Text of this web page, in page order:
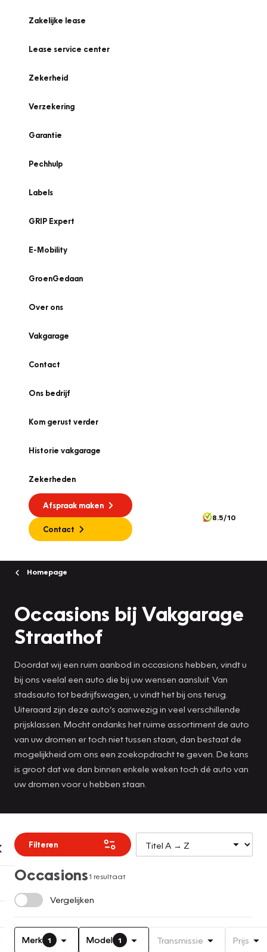
Zakelijke lease
Lease service center
Zekerheid
Verzekering
Garantie
Pechhulp
Labels
GRIP Expert
E-Mobility
GroenGedaan
Over ons
Vakgarage
Contact
Ons bedrijf
Kom gerust verder
Historie vakgarage
Zekerheden
Afspraak maken
Contact
8.5/10
Homepage
Occasions bij Vakgarage
Straathof
Doordat wij een ruim aanbod in occasions hebben, vindt u
bij ons veelal een auto die bij uw wensen aansluit. Van
stadsauto tot bedrijfswagen, u vindt het bij ons terug.
Uiteraard zijn deze auto’s aanwezig in veel verschillende
prijsklassen. Mocht ondanks het ruime assortiment de auto
van uw dromen er toch niet tussen staan, dan bestaat de
mogelijkheid om ons een zoekopdracht te geven. De kans
is groot dat we dan binnen enkele weken toch dé auto van
uw dromen voor u hebben staan.
Filteren
Occasions1 resultaat
Vergelijken
Merk 1 Model 1 Transmissie Prijs